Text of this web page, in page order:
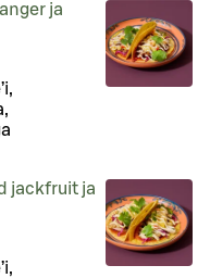
ja
jackfruit ja